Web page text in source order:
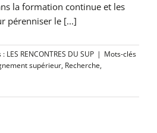
la formation continue et les
pérenniser le [...]
: LES RENCONTRES DU SUP | Mots-clés
supérieur, Recherche,